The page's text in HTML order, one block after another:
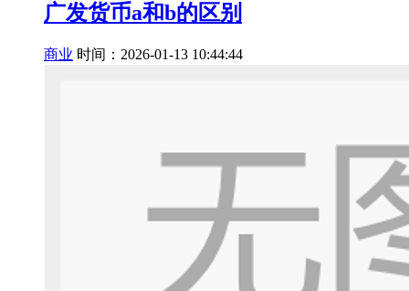
广发货币a和b的区别
商业 时间：2026-01-13 10:44:44